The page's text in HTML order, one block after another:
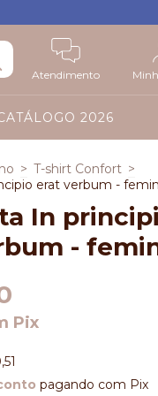
Atendimento
2026
> T-shirt Confort >
erat verbum -
In
-
Pix
pagando com Pix